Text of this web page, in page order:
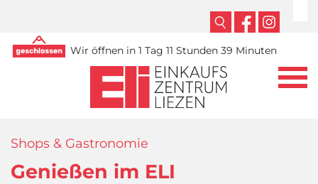
Wir öffnen in 1 Tag 11 Stunden 39 Minuten
Shops & Gastronomie
Genießen im ELI